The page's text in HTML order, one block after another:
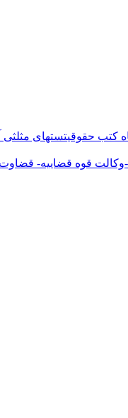
کتب حقوقیتستهای مثلثی
وکالت قوه قضاییه-